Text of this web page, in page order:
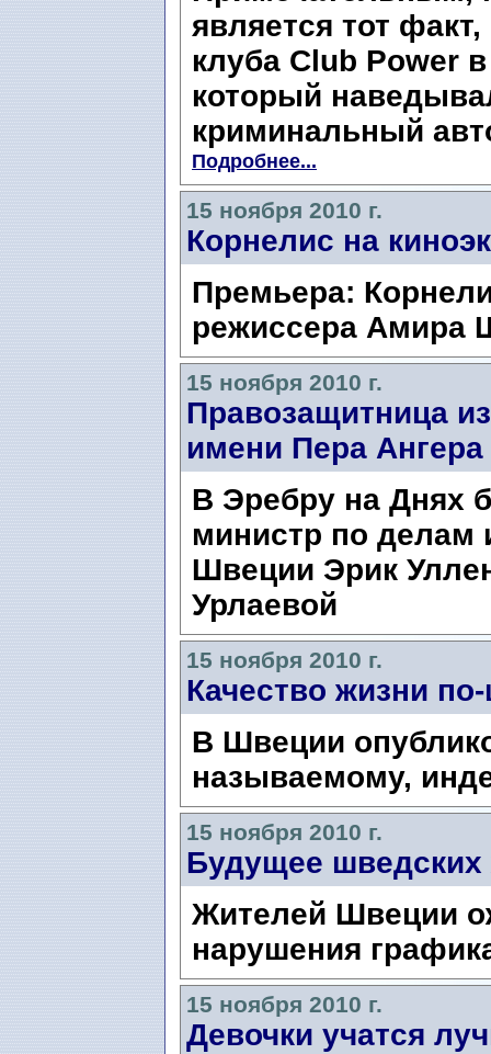
является тот
клуба Club Power
который
криминальный
Подробнее...
15 ноября 2010 г.
Корнелис на
Премьера:
режиссера Амира
15 ноября 2010 г.
Правозащитница
имени Пера Ангера
В Эребру на Днях
министр по делам
Швеции Эрик
Урлаевой
15 ноября 2010 г.
Качество жизни
В Швеции
называемому,
15 ноября 2010 г.
Будущее
Жителей Швеции
нарушения
15 ноября 2010 г.
Девочки учатся